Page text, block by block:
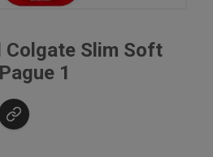
Colgate Slim Soft
1